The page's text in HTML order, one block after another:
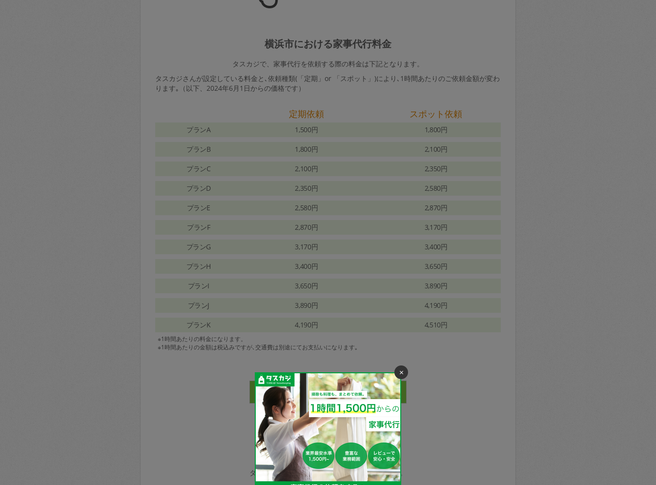
横浜市における家事代行料金
タスカジで、家事代行を依頼する際の料金は下記となります。
タスカジさんが設定している料金と､依頼種類(「定期」or 「スポット」)により､1時間あたりのご依頼金額が変わ
ります｡（以下、2024年6月1日からの価格です）
定期依頼 スポット依頼
プランA 1,500円 1,800円
プランB 1,800円 2,100円
プランC 2,100円 2,350円
プランD 2,350円 2,580円
プランE 2,580円 2,870円
プランF 2,870円 3,170円
プランG 3,170円 3,400円
プランH 3,400円 3,650円
プランI 3,650円 3,890円
プランJ 3,890円 4,190円
プランK 4,190円 4,510円
※1時間あたりの料金になります。
※1時間あたりの金額は税込みですが､交通費は別途にてお支払いになります｡
家事代行サービスの種類
タスカジで依頼できるサービスは下記となります。
×